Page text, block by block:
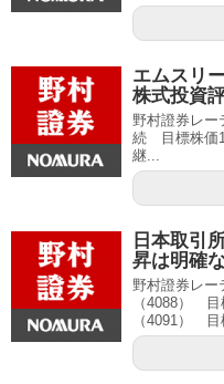
エムスリ
株式投資
野村證券レー
続 目標株価
継...
日本取引
昇は明確
野村證券レー
（4088）
（4091）